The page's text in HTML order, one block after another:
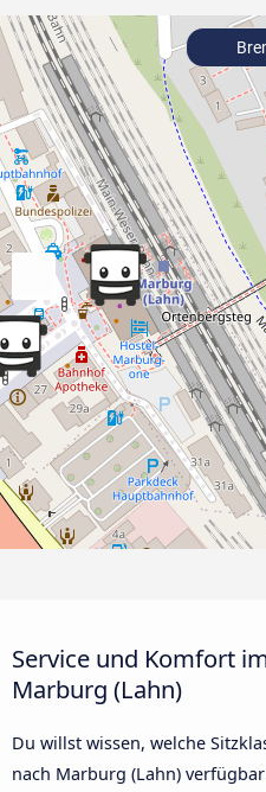
Service und Komfort
Marburg (Lahn)
Du willst wissen, welche
nach Marburg (Lahn)